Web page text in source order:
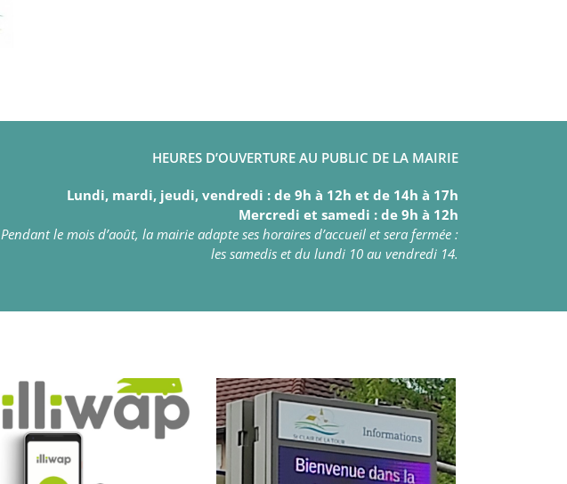
HEURES D’OUVERTURE AU PUBLIC DE LA MAIRIE
Lundi, mardi, jeudi, vendredi : de 9h à 12h et de 14h à 17h
Mercredi et samedi : de 9h à 12h
Pendant le mois d’août, la mairie adapte ses horaires d’accueil et sera fermée :
les samedis et du lundi 10 au vendredi 14.